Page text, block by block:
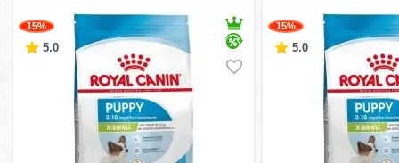
15%
5.0
15%
5.0